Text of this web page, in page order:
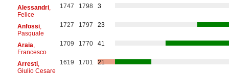
Alessandri,
Felice
1747 1798 3
Anfossi,
Pasquale
1727 1797 23
Araia
Francesco
1709 1770 41
Arresti,
Giulio Cesare
1619 1701 21